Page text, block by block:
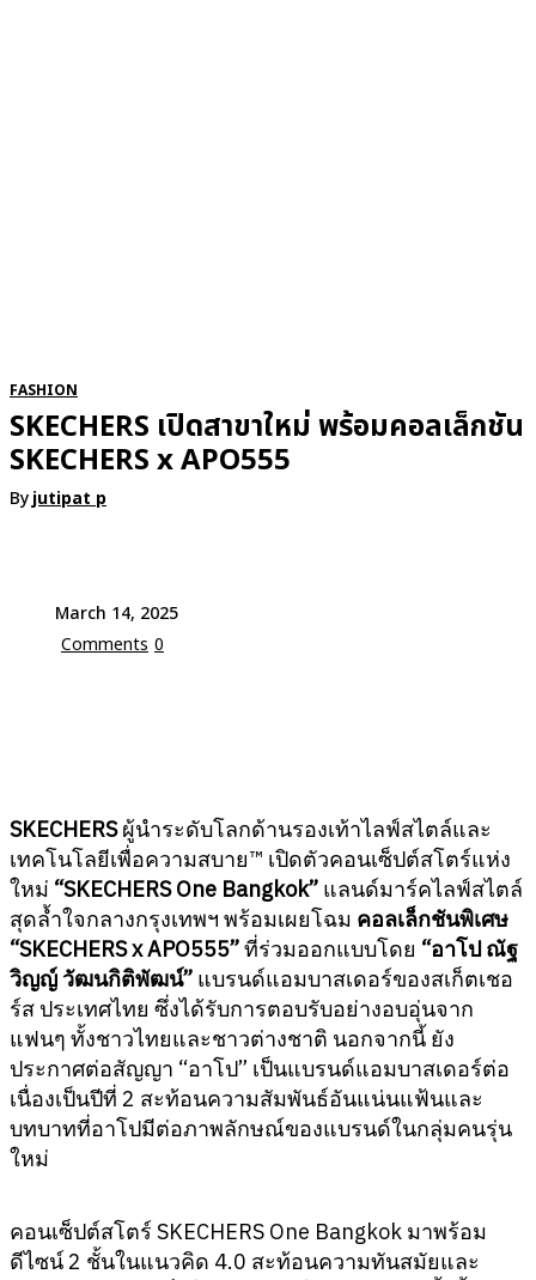
March 14, 2025
Comments 0
FASHION
SKECHERS เปิดสาขาใหม่ พร้อมคอลเล็กชัน
SKECHERS x APO555
Byjutipat p
SKECHERSผู้นำระดับโลกด้านรองเท้าไลฟ์สไตล์และ
เทคโนโลยีเพื่อความสบาย™ เปิดตัวคอนเซ็ปต์สโตร์แห่ง
ใหม่ “SKECHERS One Bangkok” แลนด์มาร์คไลฟ์สไตล์
สุดล้ำใจกลางกรุงเทพฯ พร้อมเผยโฉม คอลเล็กชันพิเศษ
“SKECHERS x APO555”ที่ร่วมออกแบบโดย “อาโป ณัฐ
วิญญ์ วัฒนกิติพัฒน์” แบรนด์แอมบาสเดอร์ของสเก็ตเชอ
ร์ส ประเทศไทย ซึ่งได้รับการตอบรับอย่างอบอุ่นจาก
แฟนๆ ทั้งชาวไทยและชาวต่างชาติ นอกจากนี้ ยัง
ประกาศต่อสัญญา “อาโป” เป็นแบรนด์แอมบาสเดอร์ต่อ
เนื่องเป็นปีที่ 2 สะท้อนความสัมพันธ์อันแน่นแฟ้นและ
บทบาทที่อาโปมีต่อภาพลักษณ์ของแบรนด์ในกลุ่มคนรุ่น
ใหม่
คอนเซ็ปต์สโตร์ SKECHERS One Bangkok มาพร้อม
ดีไซน์ 2 ชั้นในแนวคิด 4.0 สะท้อนความทันสมัยและ